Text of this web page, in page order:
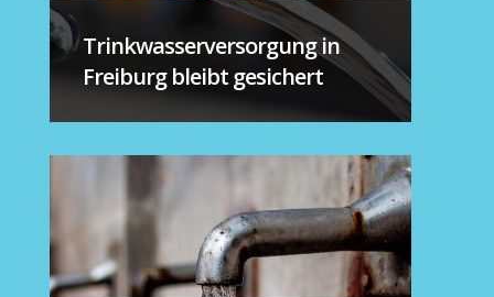
Trinkwasserversorgung in
Freiburg bleibt gesichert